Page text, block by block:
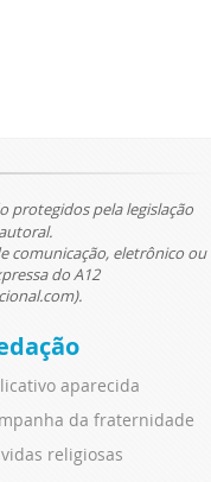
protegidos pela legislação
comunicação, eletrônico ou
do A12
aparecida
da fraternidade
religiosas